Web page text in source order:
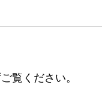
覧ください。